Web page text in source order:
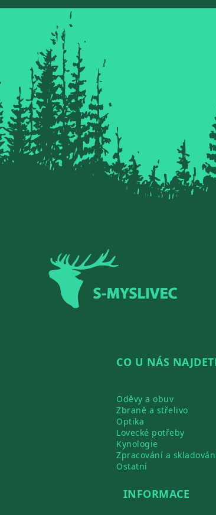
CO U NÁS
Oděvy a obuv
Zbraně a střelivo
Optika
Lovecké potřeby
Kynologie
Zpracování a
Ostatní
INFORMACE